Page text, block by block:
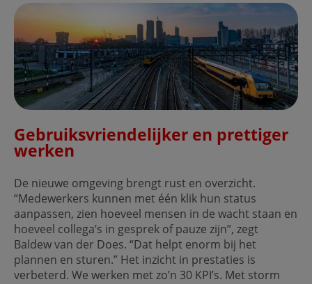
Gebruiksvriendelijker en prettiger
werken
De nieuwe omgeving brengt rust en overzicht.
“Medewerkers kunnen met één klik hun status
aanpassen, zien hoeveel mensen in de wacht staan en
hoeveel collega’s in gesprek of pauze zijn”, zegt
Baldew van der Does. “Dat helpt enorm bij het
plannen en sturen.” Het inzicht in prestaties is
verbeterd. We werken met zo’n 30 KPI’s. Met storm